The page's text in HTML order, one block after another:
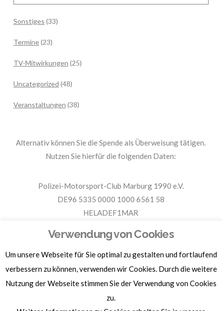
Sonstiges (33)
Termine(23)
TV-Mitwirkungen (25)
Uncategorized (48)
Veranstaltungen (38)
Alternativ können Sie die Spende als Überweisung tätigen.
Nutzen Sie hierfür die folgenden Daten:
Polizei-Motorsport-Club Marburg 1990 e.V.
DE96 5335 0000 1000 6561 58
HELADEF1MAR
Für Spendenbescheinigungen, Sachspenden und weitere
Informationen, hier klicken.
Verwendung von Cookies
Um unsere Webseite für Sie optimal zu gestalten und fortlaufend
verbessern zu können, verwenden wir Cookies. Durch die weitere
Nutzung der Webseite stimmen Sie der Verwendung von Cookies
zu.